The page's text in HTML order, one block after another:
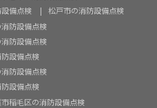
備点検
松戸市の消防設備点検
防設備点検
防設備点検
設備点検
防設備点検
設備点検
稲毛区の消防設備点検